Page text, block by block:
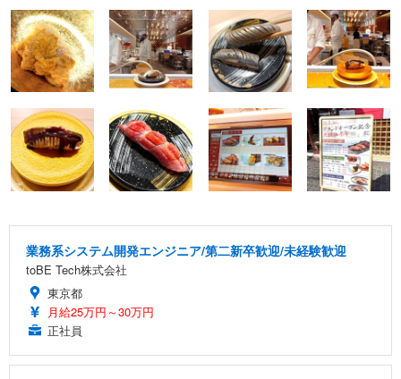
業務系システム開発エンジニア/第二新卒歓迎/未経験歓迎
toBE Tech株式会社
東京都
月給25万円～30万円
正社員